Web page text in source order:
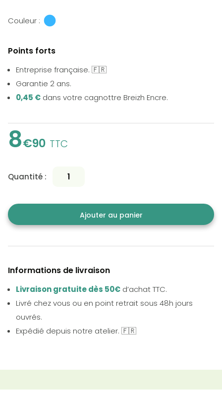
Couleur :
Points forts
Entreprise française. 🇫🇷
Garantie 2 ans.
0,45 € dans votre cagnottre Breizh Encre.
8€90 TTC
Quantité :
Ajouter au panier
Informations de livraison
Livraison gratuite dès 50€ d’achat TTC.
Livré chez vous ou en point retrait sous 48h jours
ouvrés.
Expédié depuis notre atelier. 🇫🇷